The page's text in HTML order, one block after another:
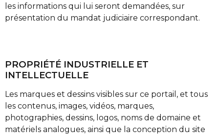
les informations qui lui seront demandées, sur
présentation du mandat judiciaire correspondant.
PROPRIÉTÉ INDUSTRIELLE ET
INTELLECTUELLE
Les marques et dessins visibles sur ce portail, et tous
les contenus, images, vidéos, marques,
photographies, dessins, logos, noms de domaine et
matériels analogues, ainsi que la conception du site